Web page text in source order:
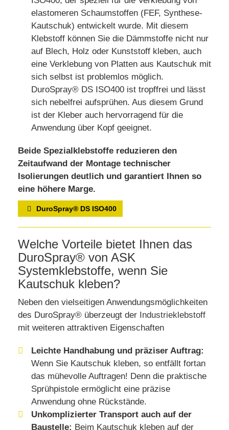
elastomeren Schaumstoffen (FEF, Synthese-
Kautschuk) entwickelt wurde. Mit diesem
Klebstoff können Sie die Dämmstoffe nicht nur
auf Blech, Holz oder Kunststoff kleben, auch
eine Verklebung von Platten aus Kautschuk mit
sich selbst ist problemlos möglich.
DuroSpray® DS ISO400 ist tropffrei und lässt
sich nebelfrei aufsprühen. Aus diesem Grund
ist der Kleber auch hervorragend für die
Anwendung über Kopf geeignet.
Beide Spezialklebstoffe reduzieren den
Zeitaufwand der Montage technischer
Isolierungen deutlich und garantiert Ihnen so
eine höhere Marge.
DuroSpray® DS ISO400
Welche Vorteile bietet Ihnen das
DuroSpray® von ASK
Systemklebstoffe, wenn Sie
Kautschuk kleben?
Neben den vielseitigen Anwendungsmöglichkeiten
des DuroSpray® überzeugt der Industrieklebstoff
mit weiteren attraktiven Eigenschaften
Leichte Handhabung und präziser Auftrag:
Wenn Sie Kautschuk kleben, so entfällt fortan
das mühevolle Auftragen! Denn die praktische
Sprühpistole ermöglicht eine präzise
Anwendung ohne Rückstände.
Unkomplizierter Transport auch auf der
Baustelle: Beim Kautschuk kleben auf der